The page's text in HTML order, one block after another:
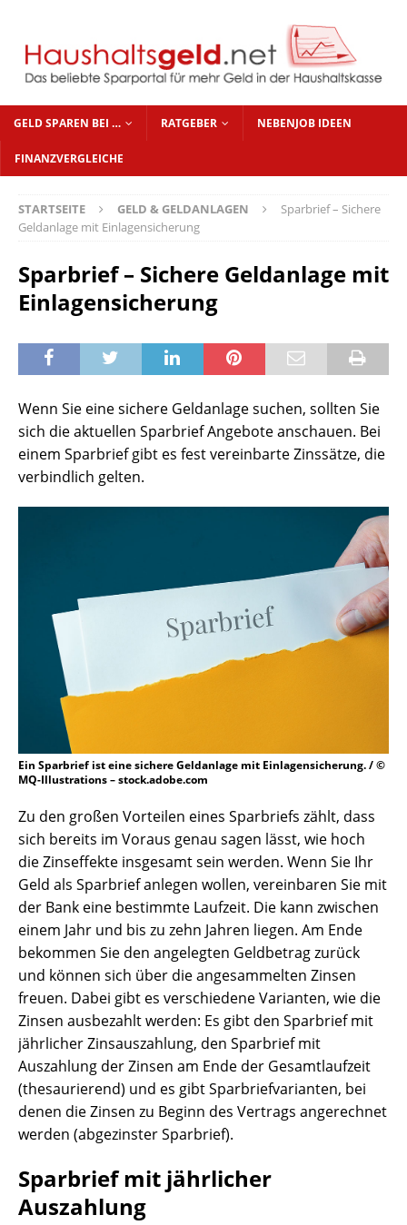
GELD SPAREN BEI … RATGEBER NEBENJOB IDEEN
FINANZVERGLEICHE
STARTSEITE GELD & GELDANLAGEN
Sparbrief – Sichere
Geldanlage mit Einlagensicherung
Sparbrief – Sichere Geldanlage mit
Einlagensicherung
Wenn Sie eine sichere Geldanlage suchen, sollten Sie
sich die aktuellen Sparbrief Angebote anschauen. Bei
einem Sparbrief gibt es fest vereinbarte Zinssätze, die
verbindlich gelten.
Ein Sparbrief ist eine sichere Geldanlage mit Einlagensicherung. / ©
MQ-Illustrations – stock.adobe.com
Zu den großen Vorteilen eines Sparbriefs zählt, dass
sich bereits im Voraus genau sagen lässt, wie hoch
die Zinseffekte insgesamt sein werden. Wenn Sie Ihr
Geld als Sparbrief anlegen wollen, vereinbaren Sie mit
der Bank eine bestimmte Laufzeit. Die kann zwischen
einem Jahr und bis zu zehn Jahren liegen. Am Ende
bekommen Sie den angelegten Geldbetrag zurück
und können sich über die angesammelten Zinsen
freuen. Dabei gibt es verschiedene Varianten, wie die
Zinsen ausbezahlt werden: Es gibt den Sparbrief mit
jährlicher Zinsauszahlung, den Sparbrief mit
Auszahlung der Zinsen am Ende der Gesamtlaufzeit
(thesaurierend) und es gibt Sparbriefvarianten, bei
denen die Zinsen zu Beginn des Vertrags angerechnet
werden (abgezinster Sparbrief).
Sparbrief mit jährlicher
Auszahlung